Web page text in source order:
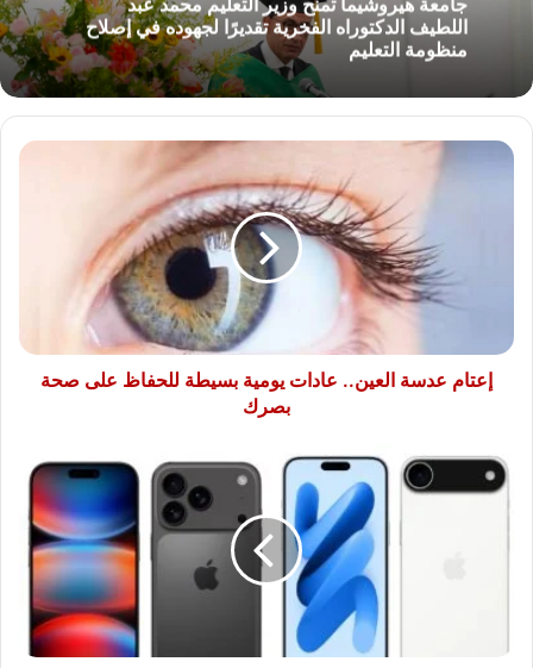
اللطيف الدكتوراه الفخرية تقديرًا لجهوده في إصلاح
منظومة التعليم
إعتام
صحة
بصركإعتام عدسة العين.. عادات يومية بسيطة للحفاظ على صحة
بصرك
آبل
تستعد
بسبب